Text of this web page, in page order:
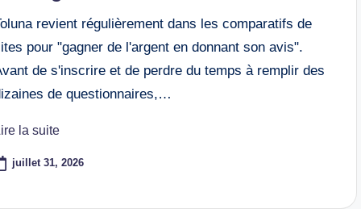
revient régulièrement dans les comparatifs de
pour "gagner de l'argent en donnant son avis".
de s'inscrire et de perdre du temps à remplir des
de questionnaires,…
la suite
juillet 31, 2026